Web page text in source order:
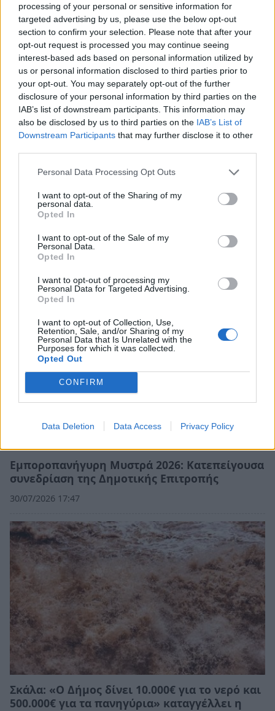
processing of your personal or sensitive information for
targeted advertising by us, please use the below opt-out
section to confirm your selection. Please note that after your
opt-out request is processed you may continue seeing
interest-based ads based on personal information utilized by
us or personal information disclosed to third parties prior to
your opt-out. You may separately opt-out of the further
disclosure of your personal information by third parties on the
IAB’s list of downstream participants. This information may
also be disclosed by us to third parties on the IAB’s List of
Downstream Participants that may further disclose it to other
Personal Data Processing Opt Outs
I want to opt-out of the Sharing of my
personal data.
Opted In
I want to opt-out of the Sale of my
Personal Data.
Opted In
I want to opt-out of processing my
Personal Data for Targeted Advertising.
Opted In
I want to opt-out of Collection, Use,
Retention, Sale, and/or Sharing of my
Personal Data that Is Unrelated with the
Purposes for which it was collected.
Opted Out
CONFIRM
Data Deletion Data Access Privacy Policy
αλλά δεν μιλάει – Θα είναι υποψήφιος
δήμαρχος Ευρώτα;
06/08/2026 13:10
Δήμος Ευρώτα: Σκουριά και φθορά η
αμείλικτη πραγματικότητα…
Εμποροπανήγυρη Μυστρά 2026: Κατεπείγουσα
συνεδρίαση της Δημοτικής Επιτροπής
30/07/2026 17:47
Σκάλα: «Ο Δήμος δίνει 10.000€ για το νερό και
500.000€ για τα πανηγύρια» καταγγέλλει η